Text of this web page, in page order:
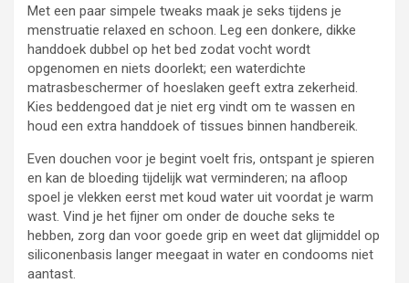
Met een paar simpele tweaks maak je seks tijdens je
menstruatie relaxed en schoon. Leg een donkere, dikke
handdoek dubbel op het bed zodat vocht wordt
opgenomen en niets doorlekt; een waterdichte
matrasbeschermer of hoeslaken geeft extra zekerheid.
Kies beddengoed dat je niet erg vindt om te wassen en
houd een extra handdoek of tissues binnen handbereik.
Even douchen voor je begint voelt fris, ontspant je spieren
en kan de bloeding tijdelijk wat verminderen; na afloop
spoel je vlekken eerst met koud water uit voordat je warm
wast. Vind je het fijner om onder de douche seks te
hebben, zorg dan voor goede grip en weet dat glijmiddel op
siliconenbasis langer meegaat in water en condooms niet
aantast.